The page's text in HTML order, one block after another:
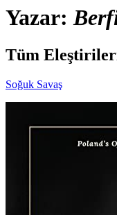
Yazar:
Tüm
Soğuk Savaş